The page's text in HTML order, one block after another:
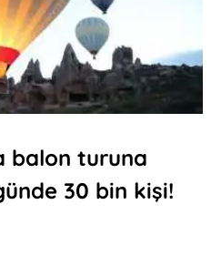
balon turuna
30 bin kişi!